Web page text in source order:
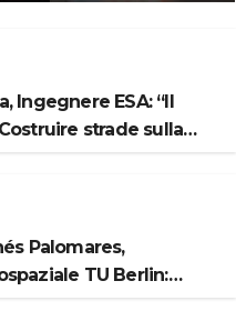
Ingegnere ESA: “Il
strade sulla
Palomares,
TU Berlin: